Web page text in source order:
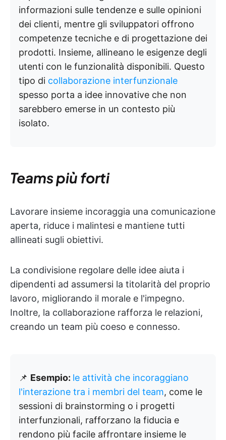
informazioni sulle tendenze e sulle opinioni
dei clienti, mentre gli sviluppatori offrono
competenze tecniche e di progettazione dei
prodotti. Insieme, allineano le esigenze degli
utenti con le funzionalità disponibili. Questo
tipo di collaborazione interfunzionale
spesso porta a idee innovative che non
sarebbero emerse in un contesto più
isolato.
Teams più forti
Lavorare insieme incoraggia una comunicazione
aperta, riduce i malintesi e mantiene tutti
allineati sugli obiettivi.
La condivisione regolare delle idee aiuta i
dipendenti ad assumersi la titolarità del proprio
lavoro, migliorando il morale e l'impegno.
Inoltre, la collaborazione rafforza le relazioni,
creando un team più coeso e connesso.
📌 Esempio: le attività che incoraggiano
l'interazione tra i membri del team, come le
sessioni di brainstorming o i progetti
interfunzionali, rafforzano la fiducia e
rendono più facile affrontare insieme le